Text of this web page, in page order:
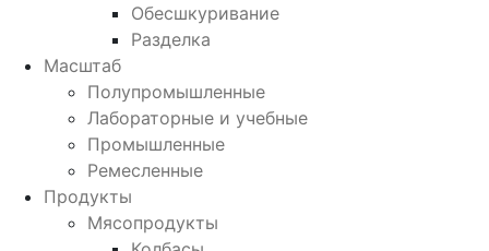
Обесшкуривание
Разделка
Масштаб
Полупромышленные
Лабораторные и учебные
Промышленные
Ремесленные
Продукты
Мясопродукты